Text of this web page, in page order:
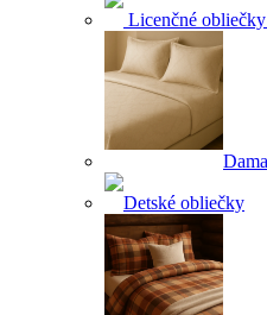
Licenčné
Detské obliečky